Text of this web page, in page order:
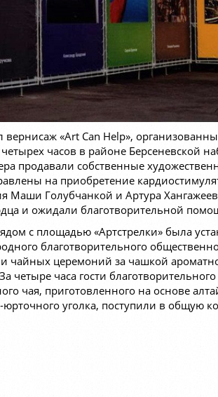
вернисаж «Art Can Help»,
часов в районе Берсеневской
продавали собственные
на приобретение
Маши Голубчанкой и Артура
и ожидали благотворительной
с площадью «Артстрелки» была
благотворительного
чайных церемоний за чашкой
четыре часа гости
чая, приготовленного на основе
уголка, поступили в общую